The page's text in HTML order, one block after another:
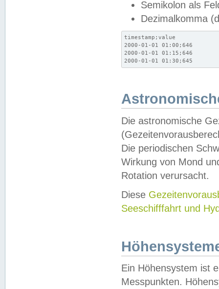
Semikolon als
Dezimalkomma
timestamp;value
2000-01-01 01:00;646
2000-01-01 01:15;646
2000-01-01 01:30;645
Die astronomische
Die periodischen
Wirkung von Mond
Rotation verursacht.
Diese
Seeschifffahrt und
Ein Höhensystem ist
Messpunkten.